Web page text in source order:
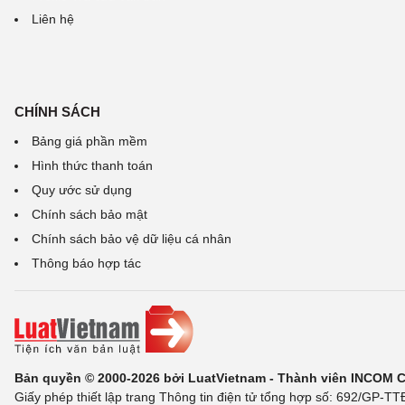
Liên hệ
CHÍNH SÁCH
Bảng giá phần mềm
Hình thức thanh toán
Quy ước sử dụng
Chính sách bảo mật
Chính sách bảo vệ dữ liệu cá nhân
Thông báo hợp tác
Bản quyền © 2000-2026 bởi LuatVietnam - Thành viên INCOM
Giấy phép thiết lập trang Thông tin điện tử tổng hợp số: 692/GP-